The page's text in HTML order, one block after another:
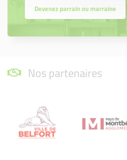
Devenez parrain ou marraine
Nos partenaires